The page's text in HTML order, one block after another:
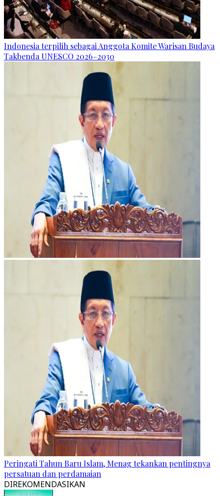
Indonesia terpilih sebagai Anggota Komite Warisan Budaya
Takbenda UNESCO 2026–2030
Peringati Tahun Baru Islam, Menag tekankan pentingnya
persatuan dan perdamaian
DIREKOMENDASIKAN